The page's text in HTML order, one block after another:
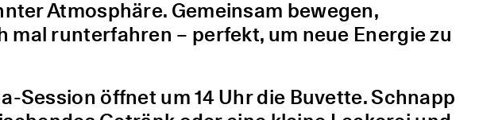
Atmosphäre. Gemeinsam bewegen,
runterfahren – perfekt, um neue Energie zu
Session öffnet um 14 Uhr die Buvette. Schnapp